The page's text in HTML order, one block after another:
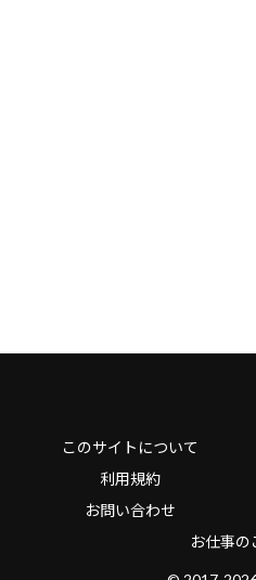
このサイトについて
利用規約
お問い合わせ
お仕事の